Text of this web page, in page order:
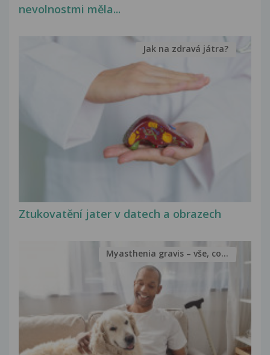
nevolnostmi měla...
Ztukovatění jater v datech a obrazech
Jak na zdravá játra?
Myasthenia gravis – vše, co...